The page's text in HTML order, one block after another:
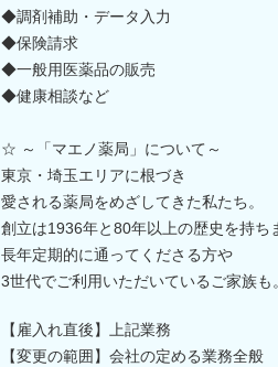
◆調剤補助・データ入力
◆保険請求
◆一般用医薬品の販売
◆健康相談など
☆ ～「マエノ薬局」について～
東京・埼玉エリアに根づき
愛される薬局をめざしてきた私たち。
創立は1936年と80年以上の歴史を持ち
長年定期的に通ってくださる方や
3世代でご利用いただいているご家族も。
【雇入れ直後】上記業務
【変更の範囲】会社の定める業務全般